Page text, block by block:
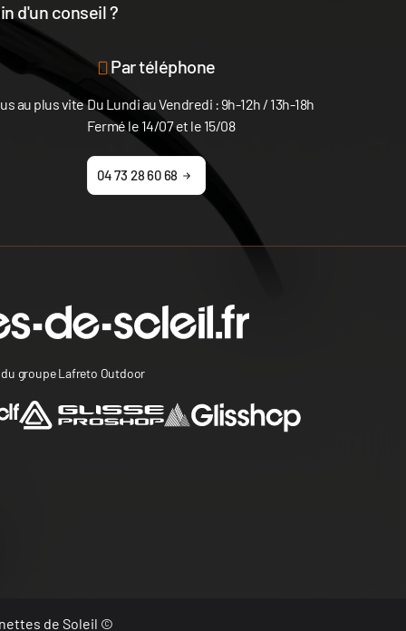
d'un conseil ?
Par téléphone
au plus viteDu Lundi au Vendredi : 9h-12h / 13h-18h
Fermé le 14/07 et le 15/08
04 73 28 60 68
groupe Lafreto Outdoor
de Soleil ©